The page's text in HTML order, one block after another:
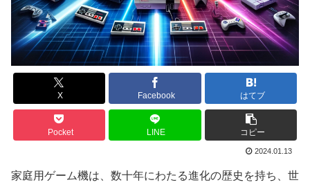
X Facebook はてブ
Pocket LINE コピー
2024.01.13
家庭用ゲーム機は、数十年にわたる進化の歴史を持ち、世